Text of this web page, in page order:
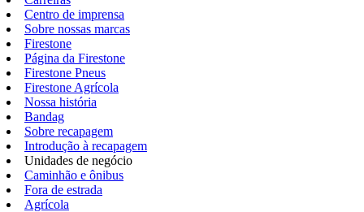
Centro de imprensa
Sobre nossas marcas
Firestone
Página da Firestone
Firestone Pneus
Firestone Agrícola
Nossa história
Bandag
Sobre recapagem
Introdução à recapagem
Unidades de negócio
Caminhão e ônibus
Fora de estrada
Agrícola